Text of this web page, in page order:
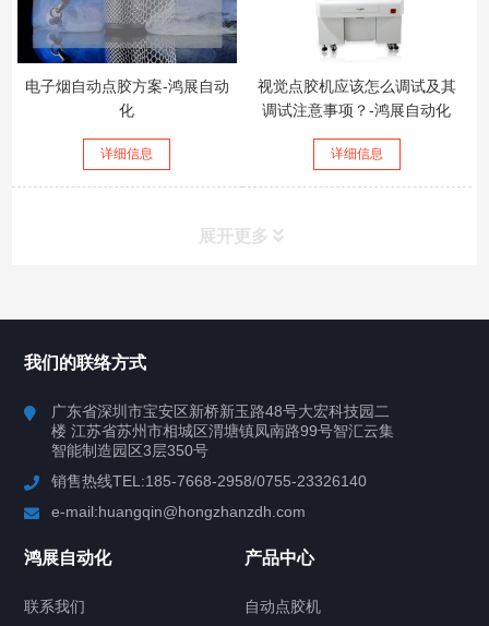
电子烟自动点胶方案-鸿展自动
化
详细信息
视觉点胶机应该怎么调试及其
调试注意事项？-鸿展自动化
详细信息
展开更多
案例视频
联系我们
关于我们
我们的联络方式
广东省深圳市宝安区新桥新玉路48号大宏科技园二
楼 江苏省苏州市相城区渭塘镇凤南路99号智汇云集
智能制造园区3层350号
销售热线TEL:185-7668-2958/0755-23326140
e-mail:huangqin@hongzhanzdh.com
鸿展自动化
联系我们
产品中心
自动点胶机